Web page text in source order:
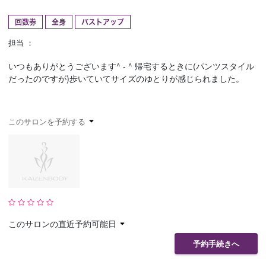
お問い合わせ
回数券 全身 バストアップ
担当 ：
いつもありがとうございます^ - ^ 帰宅するときに(パンツスタイル
だったのですが)歩いていてサイズのゆとりが感じられました。
このサロンを予約する
このサロンの直近予約可能日
予約手続きへ